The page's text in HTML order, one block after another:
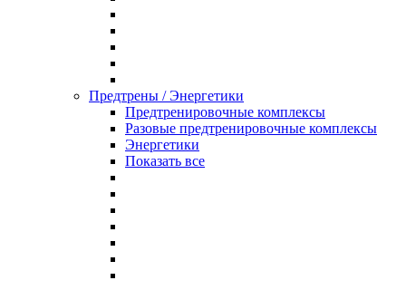
Предтрены / Энергетики
Предтренировочные комплексы
Разовые предтренировочные комплексы
Энергетики
Показать все